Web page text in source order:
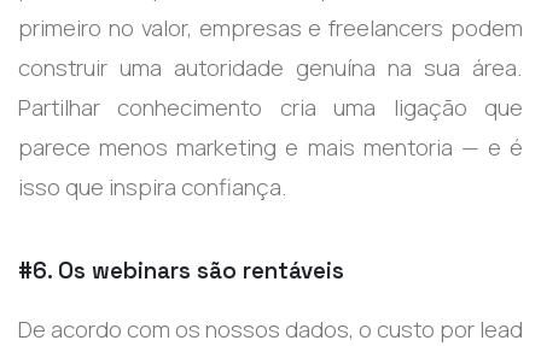
primeiro no valor, empresas e freelancers podem
construir uma autoridade genuína na sua área.
Partilhar conhecimento cria uma ligação que
parece menos marketing e mais mentoria — e é
isso que inspira confiança.
#6. Os webinars são rentáveis
De acordo com os nossos dados, o custo por lead